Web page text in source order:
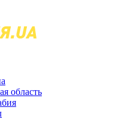
область